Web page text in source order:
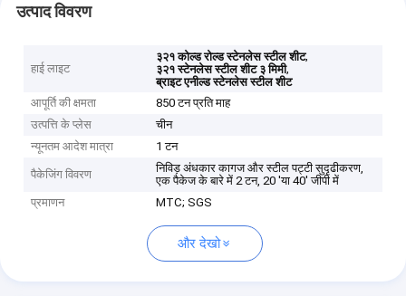
उत्पाद विवरण
हाई लाइट
३२१ कोल्ड रोल्ड स्टेनलेस स्टील शीट,
३२१ स्टेनलेस स्टील शीट ३ मिमी,
ब्राइट एनील्ड स्टेनलेस स्टील शीट
आपूर्ति की क्षमता
850 टन प्रति माह
उत्पत्ति के प्लेस
चीन
न्यूनतम आदेश मात्रा
1 टन
पैकेजिंग विवरण
निविड़ अंधकार कागज और स्टील पट्टी सुदृढीकरण,
एक पैकेज के बारे में 2 टन, 20 'या 40' जीपी में
प्रमाणन
MTC; SGS
और देखो